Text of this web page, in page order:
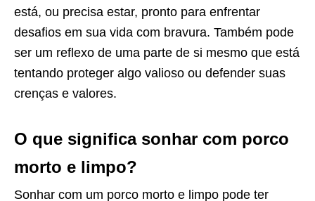
está, ou precisa estar, pronto para enfrentar
desafios em sua vida com bravura. Também pode
ser um reflexo de uma parte de si mesmo que está
tentando proteger algo valioso ou defender suas
crenças e valores.
O que significa sonhar com porco
morto e limpo?
Sonhar com um porco morto e limpo pode ter